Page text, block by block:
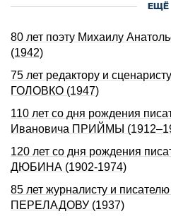
ЕЩЁ
80 лет поэту Михаилу
(1942)
75 лет редактору и
ГОЛОВКО (1947)
110 лет со дня рождения
Ивановича ПРИЙМЫ
120 лет со дня pождения
ДЮБИHА (1902-1974)
85 лет журналисту и
ПЕРЕЛАДОВУ (1937)